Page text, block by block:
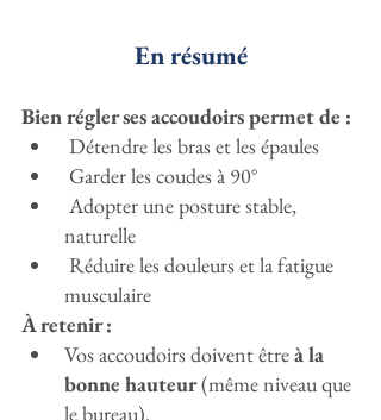
En résumé
Bien régler ses accoudoirs permet de :
Détendre les bras et les épaules
Garder les coudes à 90°
Adopter une posture stable,
naturelle
Réduire les douleurs et la fatigue
musculaire
À retenir :
Vos accoudoirs doivent être à la
bonne hauteur (même niveau que
le bureau).